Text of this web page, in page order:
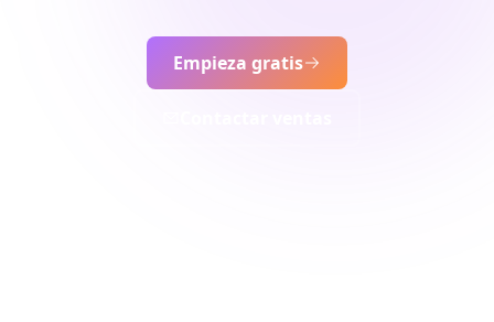
Empieza gratis